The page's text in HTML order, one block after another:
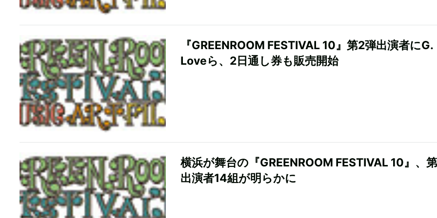
『GREENROOM FESTIVAL 10』第2弾出演者にG.
Loveら、2日通し券も販売開始
横浜が舞台の『GREENROOM FESTIVAL 10』、
出演者14組が明らかに